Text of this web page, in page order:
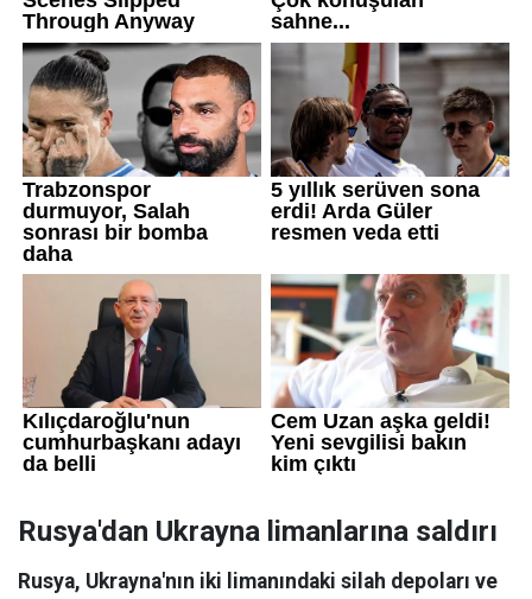
Rusya'dan Ukrayna limanlarına saldırı
Rusya, Ukrayna'nın iki limanındaki silah depoları ve